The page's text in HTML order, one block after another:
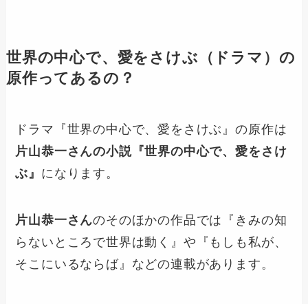
世界の中心で、愛をさけぶ（ドラマ）の
原作ってあるの？
ドラマ『世界の中心で、愛をさけぶ』の原作は
片山恭一さんの小説『世界の中心で、愛をさけ
ぶ』 になります。
片山恭一さんのそのほかの作品では『きみの知
らないところで世界は動く』や『もしも私が、
そこにいるならば』などの連載があります。